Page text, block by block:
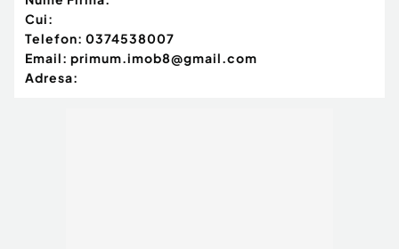
Cui:
Telefon: 0374538007
Email: primum.imob8@gmail.com
Adresa: